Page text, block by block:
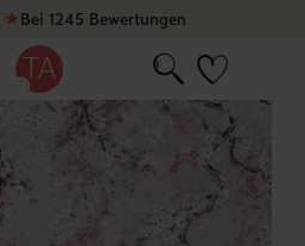
★Bei 1245 Bewertungen